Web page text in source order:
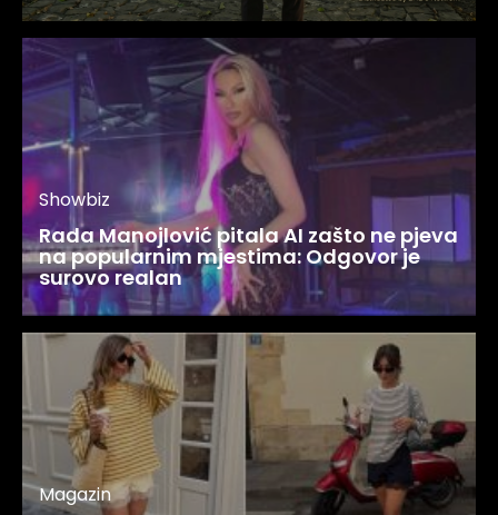
Showbiz
Rada Manojlović pitala AI zašto ne pjeva
na popularnim mjestima: Odgovor je
surovo realan
Magazin